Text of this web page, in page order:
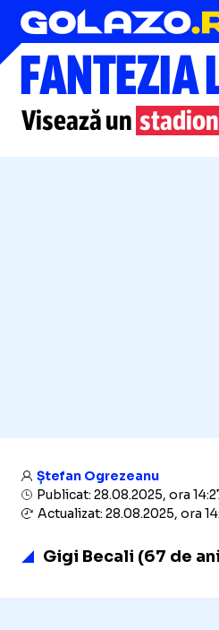
Superliga
FANTEZIA
Visează un
Ștefan Ogrezeanu
Publicat: 28.08.2025, ora
Actualizat: 28.08.2025, ora
Gigi Becali (67 de